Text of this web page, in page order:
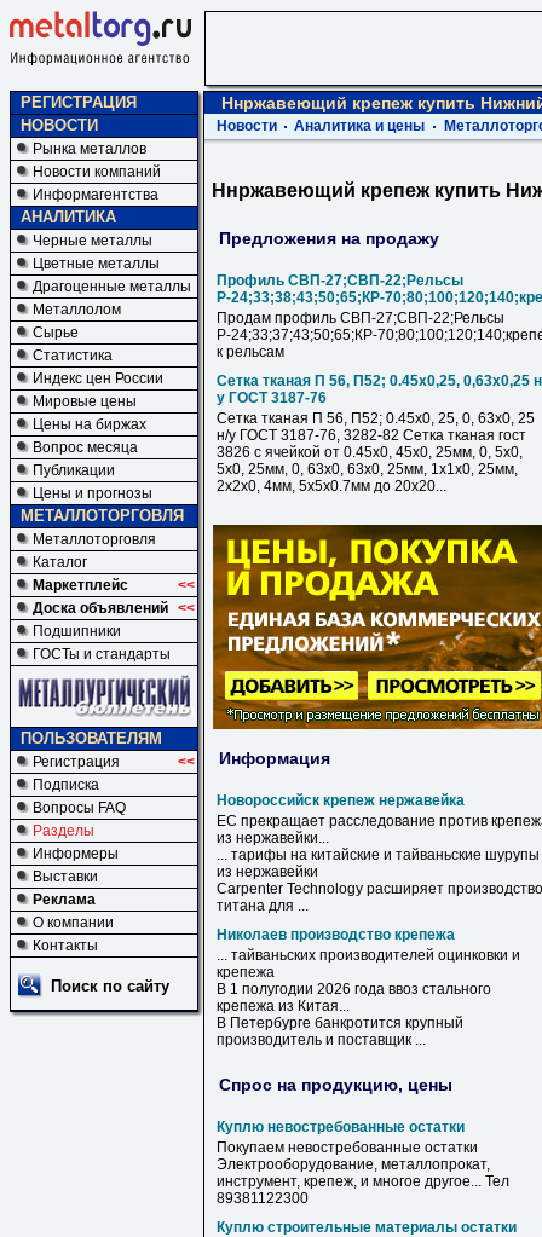
РЕГИСТРАЦИЯ
НОВОСТИ
Рынка металлов
Новости компаний
Информагентства
АНАЛИТИКА
Черные металлы
Цветные металлы
Драгоценные металлы
Металлолом
Сырье
Статистика
Индекс цен России
Мировые цены
Цены на биржах
Вопрос месяца
Публикации
Цены и прогнозы
МЕТАЛЛОТОРГОВЛЯ
Металлоторговля
Каталог
Маркетплейс
<<
Доска объявлений <<
Подшипники
ГОСТы и стандарты
ПОЛЬЗОВАТЕЛЯМ
Регистрация
<<
Подписка
Вопросы FAQ
Разделы
Информеры
Выставки
Реклама
О компании
Контакты
Поиск по сайту
Ннржавеющий крепеж купить
Новости Аналитика и цены
Ннржавеющий крепеж купить
Предложения на продажу
Профиль СВП-27;СВП-22;Рельсы
Р-24;33;38;43;50;65;КР-
Продам профиль СВП-27;СВП-22;Рельсы
Р-24;33;37;43;50;65;КР-
к рельсам
Сетка тканая П 56, П52; 0.45х0,25, 0,63х0,25
у ГОСТ 3187-76
Сетка тканая П 56, П52; 0.45х0, 25, 0, 63х0, 25
н/у ГОСТ 3187-76, 3282-82 Сетка тканая гост
3826 с ячейкой от 0.45х0, 45х0, 25мм, 0, 5х0,
5х0, 25мм, 0, 63х0, 63х0, 25мм, 1х1х0, 25мм,
2х2х0, 4мм, 5х5х0.7мм до 20х20...
Информация
Новороссийск крепеж нержавейка
ЕС прекращает расследование против
из нержавейки...
... тарифы на китайские и тайваньские шурупы
из нержавейки
Carpenter Technology расширяет производство
титана для ...
Николаев производство крепежа
... тайваньских производителей оцинковки и
крепежа
В 1 полугодии 2026 года ввоз стального
крепежа из Китая...
В Петербурге банкротится крупный
производитель и поставщик ...
Спрос на продукцию, цены
Куплю невостребованные остатки
Покупаем невостребованные остатки
Электрооборудование, металлопрокат,
инструмент, крепеж, и многое другое... Тел
89381122300
Куплю строительные материалы остатки